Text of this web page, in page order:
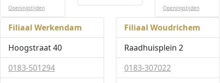
Openingstijden Openingstijden
Filiaal Werkendam
Hoogstraat 40
0183-501294
Filiaal Woudrichem
Raadhuisplein 2
0183-307022